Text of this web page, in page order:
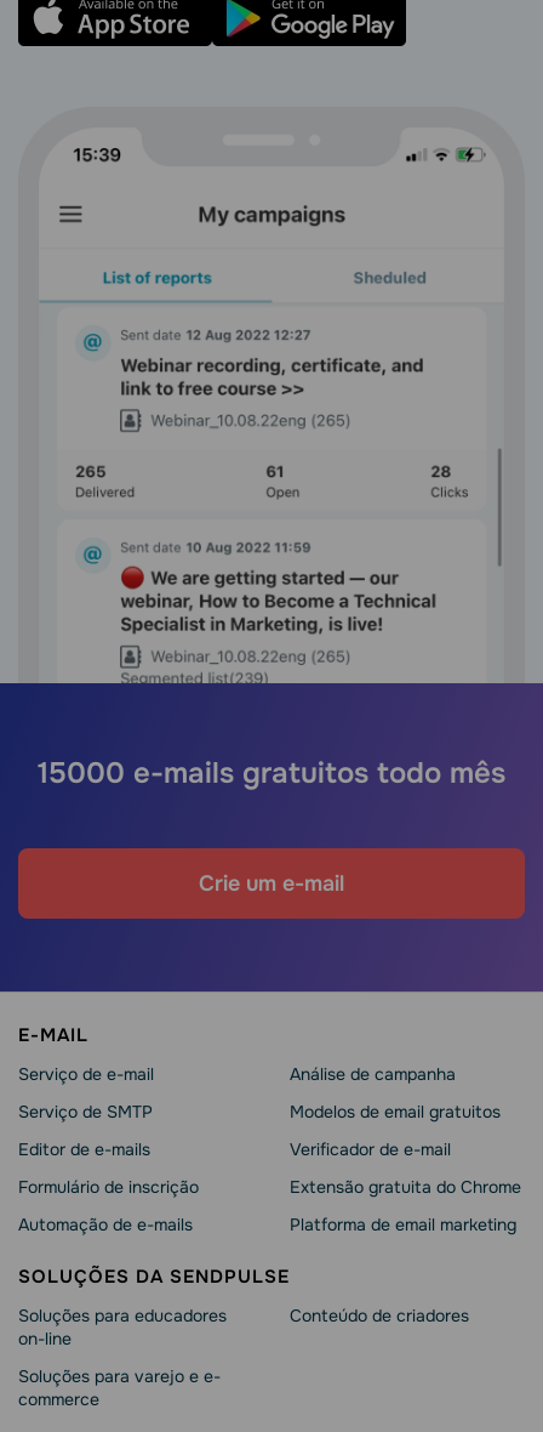
15000 e-mails gratuitos todo mês
Crie um e-mail
E-MAIL
Serviço de e-mail
Serviço de SMTP
Editor de e-mails
Formulário de inscrição
Automação de e-mails
Análise de campanha
Modelos de email gratuitos
Verificador de e-mail
Extensão gratuita do Chrome
Platforma de email marketing
SOLUÇÕES DA SENDPULSE
Soluções para educadores
on-line
Soluções para varejo e e-
commerce
Conteúdo de criadores